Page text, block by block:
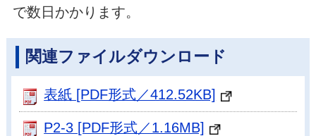
で数日かかります。
関連ファイルダウンロード
表紙 [PDF形式／412.52KB]
P2-3 [PDF形式／1.16MB]